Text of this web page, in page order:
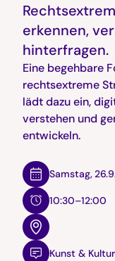
erkennen,
hinterfragen.
Eine begehbare
rechtsextreme
lädt dazu ein,
verstehen und
entwickeln.
Samstag,
10:30–12:00
Kunst & Kultur